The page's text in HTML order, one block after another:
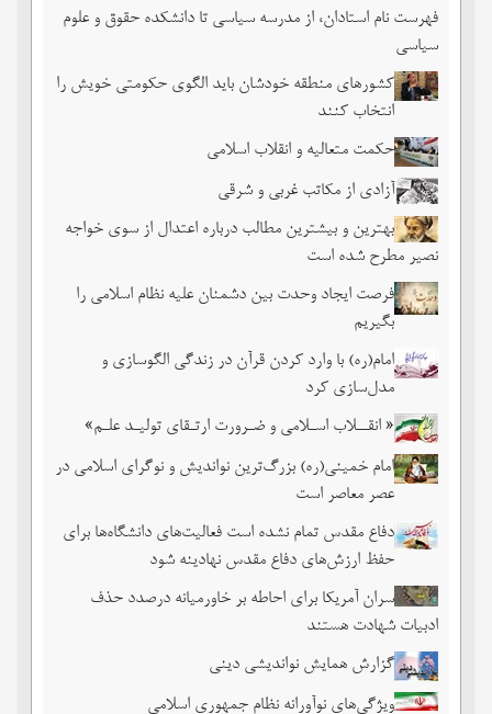
فهرست نام استادان، از مدرسه سیاسی تا دانشکده حقوق و علوم
سیاسی
کشورهای منطقه خودشان باید الگوی حکومتی خویش را
انتخاب کنند
حکمت متعالیه و انقلاب اسلامی
آزادی از مکاتب غربی و شرقی
بهترین و بیشترین مطالب درباره اعتدال از سوی خواجه
نصیر مطرح شده است
فرصت ایجاد وحدت بین دشمنان علیه نظام اسلامی را
بگیریم
امام(ره) با وارد کردن قرآن در زندگی الگوسازی و
مدل‌سازی کرد
« انقــلاب اسـلامی و ضـرورت ارتـقای تولیـد علـم»
امام خمینی(ره) بزرگ‌ترین نواندیش و نوگرای اسلامی در
عصر معاصر است
دفاع مقدس تمام نشده است فعالیت‌های دانشگاه‌ها برای
حفظ ارزش‌های دفاع مقدس نهادینه شود
سران آمریکا برای احاطه بر خاورمیانه درصدد حذف
ادبیات شهادت هستند
گزارش همایش نواندیشی دینی
ویژگی‌های نوآورانه نظام جمهوری اسلامی